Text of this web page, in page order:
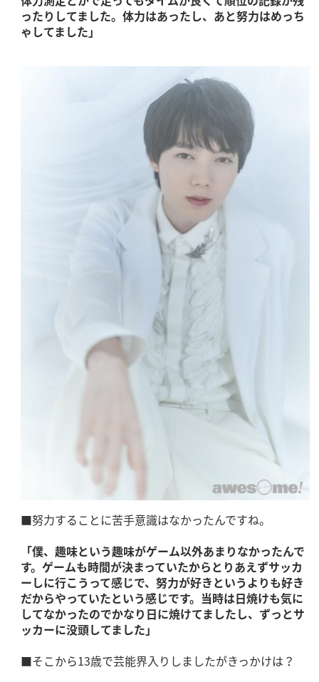
ったりしてました。体力はあったし、あと努力はめっち
ゃしてました」
■努力することに苦手意識はなかったんですね。
「僕、趣味という趣味がゲーム以外あまりなかったんで
す。ゲームも時間が決まっていたからとりあえずサッカ
ーしに行こうって感じで、努力が好きというよりも好き
だからやっていたという感じです。当時は日焼けも気に
してなかったのでかなり日に焼けてましたし、ずっとサ
ッカーに没頭してました」
■そこから13歳で芸能界入りしましたがきっかけは？